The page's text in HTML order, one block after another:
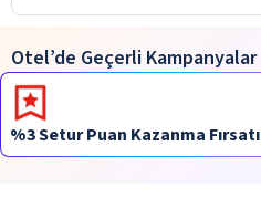
Otel’de Geçerli Kampanyalar
%3 Setur Puan Kazanma Fırsatı